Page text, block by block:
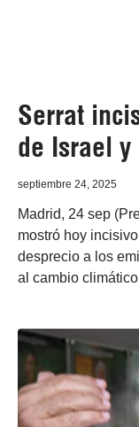
Serrat
de Israel
septiembre 24, 2025
Madrid, 24 sep
mostró hoy
desprecio a los
al cambio